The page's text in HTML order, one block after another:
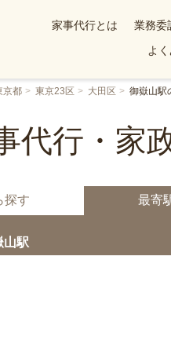
家事代行とは 業務委
よ
京都 東京23区 大田区 御嶽山駅
代行・家
探す 最寄
山駅